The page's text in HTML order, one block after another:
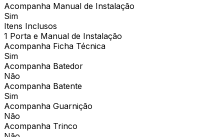
Acompanha Manual de Instalação
Sim
Itens Inclusos
1 Porta e Manual de Instalação
Acompanha Ficha Técnica
Sim
Acompanha Batedor
Não
Acompanha Batente
Sim
Acompanha Guarnição
Não
Acompanha Trinco